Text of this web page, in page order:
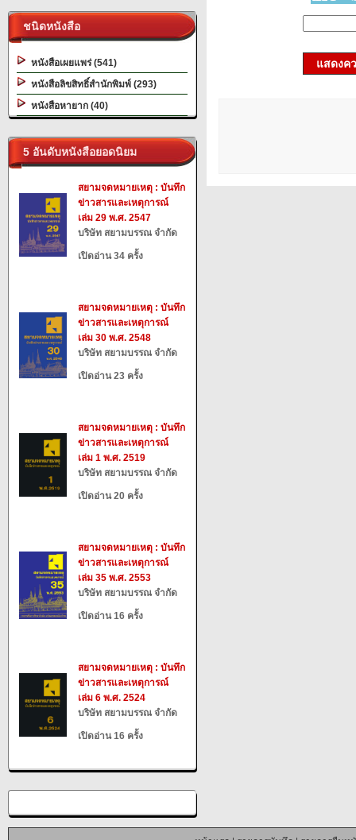
ชนิดหนังสือ
หนังสือเผยแพร่ (541)
หนังสือลิขสิทธิ์สำนักพิมพ์ (293)
หนังสือหายาก (40)
5 อันดับหนังสือยอดนิยม
สยามจดหมายเหตุ : บันทึก
ข่าวสารและเหตุการณ์
เล่ม 29 พ.ศ. 2547
บริษัท สยามบรรณ จำกัด
เปิดอ่าน 34 ครั้ง
สยามจดหมายเหตุ : บันทึก
ข่าวสารและเหตุการณ์
เล่ม 30 พ.ศ. 2548
บริษัท สยามบรรณ จำกัด
เปิดอ่าน 23 ครั้ง
สยามจดหมายเหตุ : บันทึก
ข่าวสารและเหตุการณ์
เล่ม 1 พ.ศ. 2519
บริษัท สยามบรรณ จำกัด
เปิดอ่าน 20 ครั้ง
สยามจดหมายเหตุ : บันทึก
ข่าวสารและเหตุการณ์
เล่ม 35 พ.ศ. 2553
บริษัท สยามบรรณ จำกัด
เปิดอ่าน 16 ครั้ง
สยามจดหมายเหตุ : บันทึก
ข่าวสารและเหตุการณ์
เล่ม 6 พ.ศ. 2524
บริษัท สยามบรรณ จำกัด
เปิดอ่าน 16 ครั้ง
แสดงค